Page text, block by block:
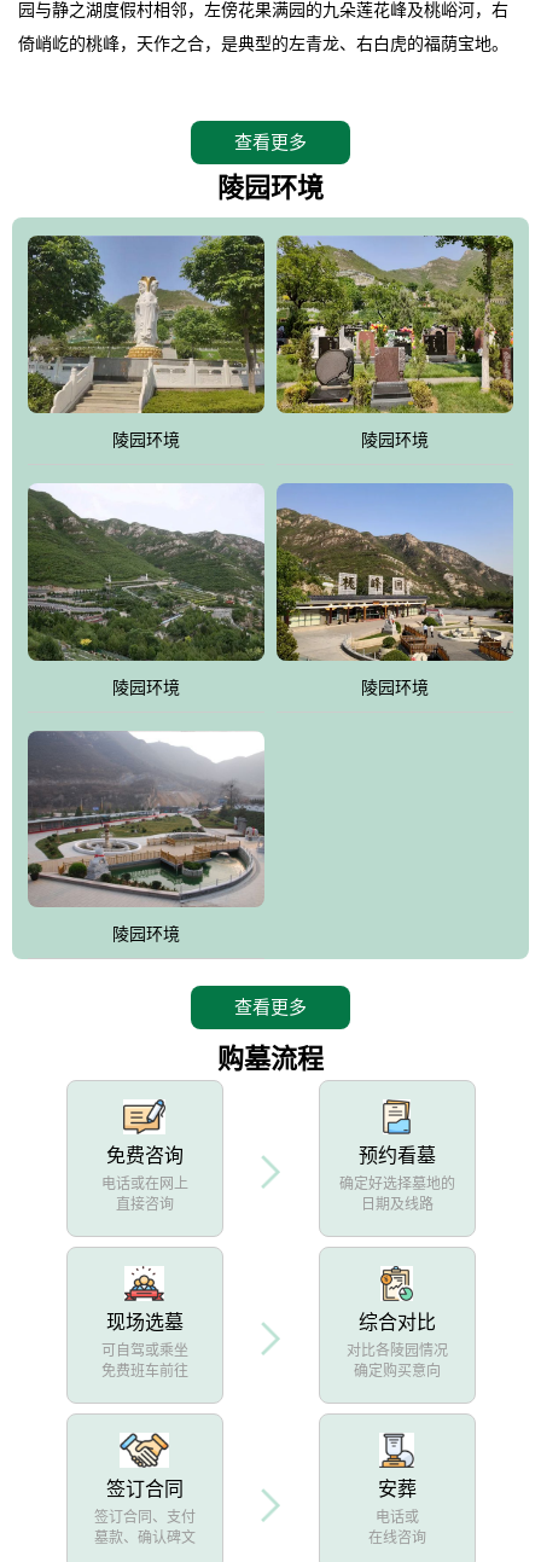
园与静之湖度假村相邻，左傍花果满园的九朵莲花峰及桃峪河，右
倚峭屹的桃峰，天作之合，是典型的左青龙、右白虎的福荫宝地。
师亲临园区指导，他认为“这里紧挨明十三陵，三面环山，坐北朝
南，地形极佳，地理位置得天独厚。”并感叹的说出了桃峰陵园是“人
生后花园，子孙福荫地”。
。
相传观音菩萨曾在九朵莲花峰上打坐品桃，并将桃核植于此谷，至
今这里的桃柿满园，故桃峰因此而得名。
。
桃峰园靠近京城，远离尘嚣，保持着相对原始的生态环境，飞鸟、
野兔、松鼠、山鸡随处可见，是人与自然和谐共处的佳境，是安息
逝者、感悟生命的圣地。
。
江河大地存忠骨，哀歌悲泪悼英灵。墓区依山就势，排列井然。福
寿苑尽展大家风范，名人在这里志铭，艺术在这里升华，军魂苑铭
刻着军人不朽的丰功伟绩，记载着将士辉煌的戎马生涯，尽显人生
个性;吉祥苑一派福禄祥和，长眠者在这里演绎着生命的永恒和再现;
如意苑尽现了逝者的宿愿和亲人们绵绵哀情及无尽孝意...
为抗日和解放战争期间流血牺牲的烈士新建一座革命烈士陵园，无
偿建墓立碑。建成后的烈士陵园将成为昌平区党员及各所学校的爱
国主义教育基地。
查看更多
陵园环境
陵园环境 陵园环境
陵园环境 陵园环境
陵园环境
查看更多
购墓流程
免费咨询
电话或在网上
直接咨询
预约看墓
确定好选择墓地的
日期及线路
现场选墓
可自驾或乘坐
免费班车前往
综合对比
对比各陵园情况
确定购买意向
签订合同
签订合同、支付
墓款、确认碑文
安葬
电话或
在线咨询